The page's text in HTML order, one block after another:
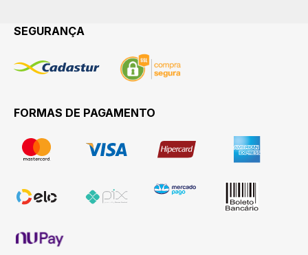
SEGURANÇA
FORMAS DE PAGAMENTO